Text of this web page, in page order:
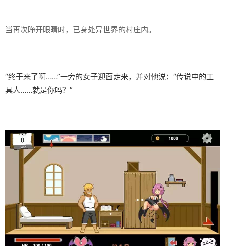
当再次睁开眼睛时，已身处异世界的村庄内。
“终于来了啊……”一旁的女子迎面走来，并对他说：“传说中的工
具人……就是你吗？”